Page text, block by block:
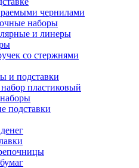
чернилами
наборы
и линеры
со стержнями
и подставки
пластиковый
подставки